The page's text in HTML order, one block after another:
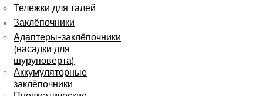
Тележки для талей
Заклёпочники
Адаптеры-заклёпочники
(насадки для
шуруповерта)
Аккумуляторные
заклёпочники